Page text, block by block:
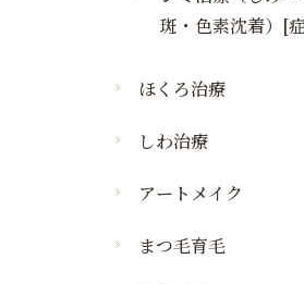
斑・色素沈着）[
ほくろ治療
しわ治療
アートメイク
まつ毛育毛